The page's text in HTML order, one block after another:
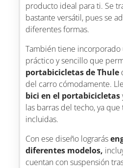
producto ideal para ti. Se
bastante versátil, pues se
diferentes formas.
También tiene
práctico y sencillo que
portabicicletas de Thule
del carro cómodamente.
bici en el portabicicletas
las barras del techo, ya
incluidas.
Con ese diseño lograrás
diferentes modelos,
cuentan con suspensión